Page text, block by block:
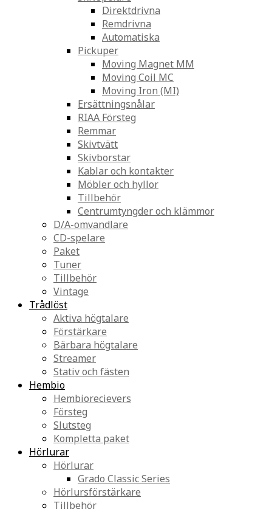
Direktdrivna
Remdrivna
Automatiska
Pickuper
Moving Magnet MM
Moving Coil MC
Moving Iron (MI)
Ersättningsnålar
RIAA Försteg
Remmar
Skivtvätt
Skivborstar
Kablar och kontakter
Möbler och hyllor
Tillbehör
Centrumtyngder och klämmor
D/A-omvandlare
CD-spelare
Paket
Tuner
Tillbehör
Vintage
Trådlöst
Aktiva högtalare
Förstärkare
Bärbara högtalare
Streamer
Stativ och fästen
Hembio
Hembiorecievers
Försteg
Slutsteg
Kompletta paket
Hörlurar
Hörlurar
Grado Classic Series
Hörlursförstärkare
Tillbehör